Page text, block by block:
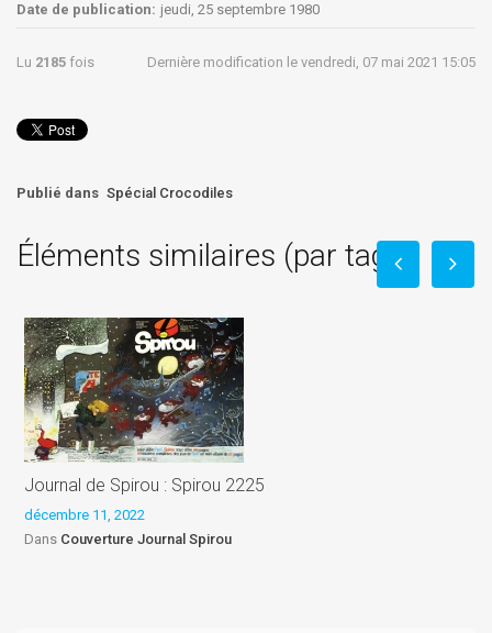
Date de publication: jeudi, 25 septembre 1980
Lu 2185 fois Dernière modification le vendredi, 07 mai 2021 15:05
Publié dans Spécial Crocodiles
Éléments similaires (par tag)
Journal de Spirou : Spirou 2225
décembre 11, 2022
Dans Couverture Journal Spirou